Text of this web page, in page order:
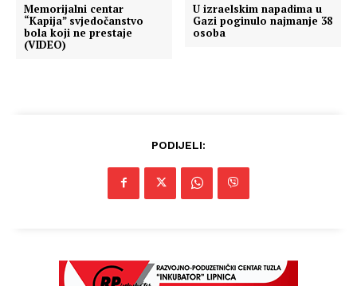
Memorijalni centar
“Kapija” svjedočanstvo
bola koji ne prestaje
(VIDEO)
U izraelskim napadima u
Gazi poginulo najmanje 38
osoba
PODIJELI: